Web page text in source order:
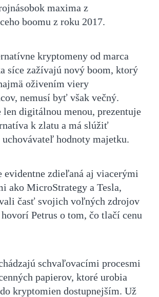
maxima z
boomu z roku 2017.
kryptomeny od marca
síce zažívajú nový boom, ktorý
oživením viery
nemusí byť však večný.
digitálnou menou, prezentuje
k zlatu a má slúžiť
hodnoty majetku.
evidentne zdieľaná aj viacerými
ako MicroStrategy a Tesla,
časť svojich voľných zdrojov
Petrus o tom, čo tlačí cenu
schvaľovacími procesmi
papierov, ktoré urobia
kryptomien dostupnejším. Už